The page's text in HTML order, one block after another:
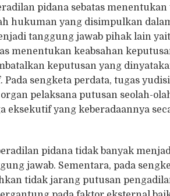
pidana sebatas
hukuman yang disimpulkan
tanggung jawab pihak lain
menentukan keabsahan
keputusan yang
Pada sengketa perdata, tugas
pelaksana putusan seolah-
eksekutif yang keberadaannya
pidana tidak banyak
jawab. Sementara, pada
tidak jarang putusan